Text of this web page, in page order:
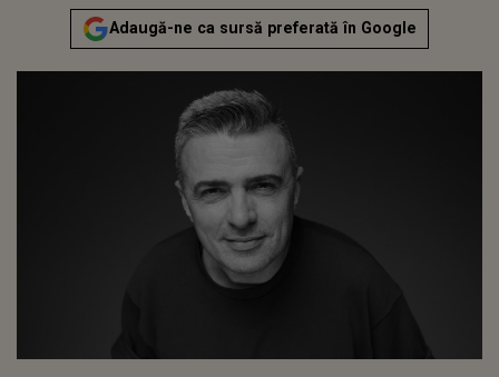
Adaugă-ne ca sursă preferată în Google